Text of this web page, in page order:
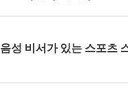
음성 비서가 있는 스포츠